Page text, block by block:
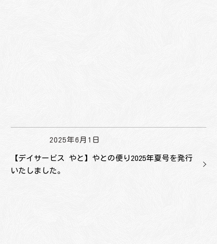
2025年6月1日
【デイサービス やと】やとの便り2025年夏号を発行
いたしました。